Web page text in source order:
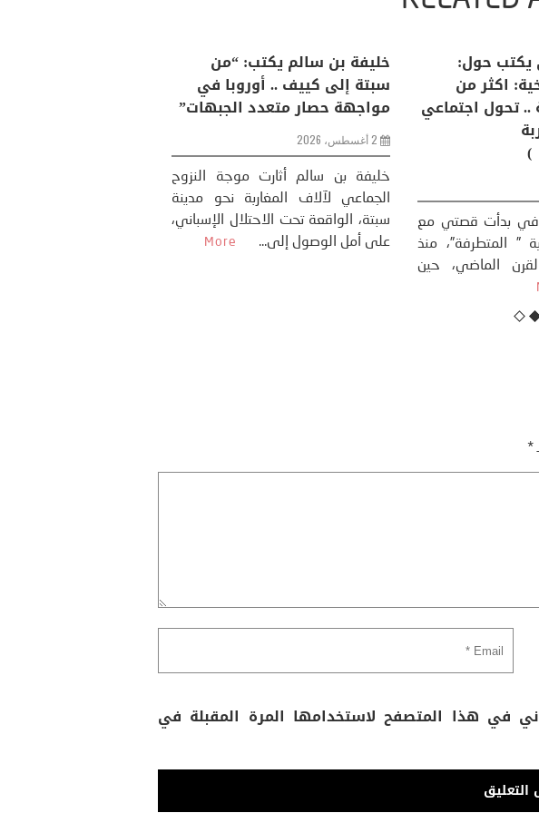
منذر بالضيافي يكتب حول:
التغيرات المناخية: اكثر من
ظاهرة طبيعية .. تحول اجتماعي
وحضاري ( مقاربة
سوسيولوجية )
23 يوليو، 2026
كتب: منذر بالضيافي بدأت قصتي مع
التغييرات المناخية ” المتطرفة”، منذ
.. كيف
والعالم؟
** المنعطف
القوة عالميًا، **
تاريخ...
More
*
في هذا المتصفح لاستخدامها المرة المقبلة في